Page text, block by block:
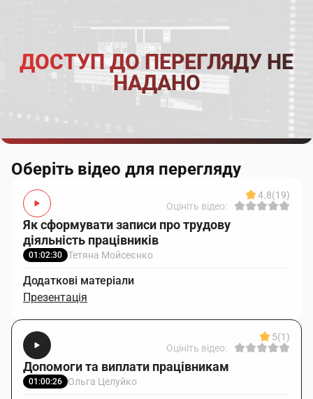
ДОСТУП ДО ПЕРЕГЛЯДУ НЕ
НАДАНО
Оберіть відео для перегляду
4.8(19)
Оцініть відео:
Як сформувати записи про трудову
діяльність працівників
01:02:30 Тетяна Мойсеєнко
Додаткові матеріали
Презентація
5(1)
Оцініть відео:
Допомоги та виплати працівникам
01:00:26 Ольга Целуйко